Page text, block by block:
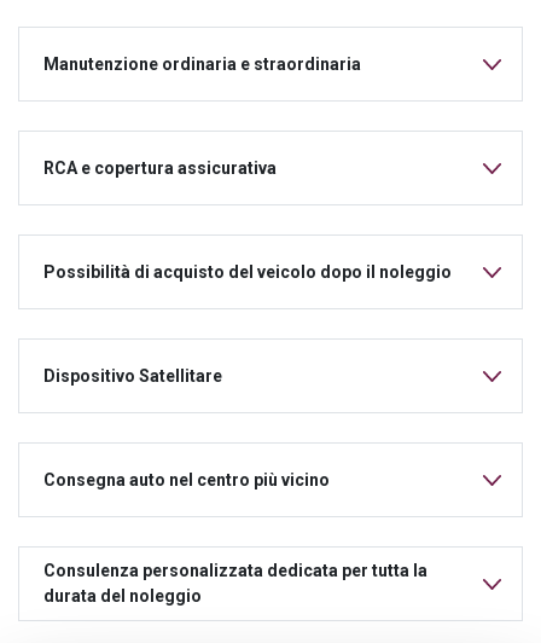
Manutenzione ordinaria e straordinaria
RCA e copertura assicurativa
Possibilità di acquisto del veicolo dopo il noleggio
Dispositivo Satellitare
Consegna auto nel centro più vicino
Consulenza personalizzata dedicata per tutta la
durata del noleggio